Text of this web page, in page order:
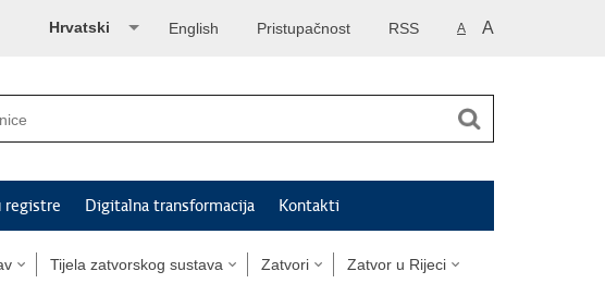
A A
RSS
Pristupačnost
English
Hrvatski
registre Digitalna transformacija Kontakti
Tijela zatvorskog sustava Zatvori Zatvor u Rijeci